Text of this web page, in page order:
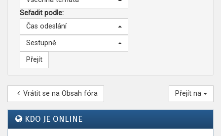
Seřadit podle:
Čas odeslání
Sestupně
Vrátit se na Obsah fóra Přejít na
KDO JE ONLINE